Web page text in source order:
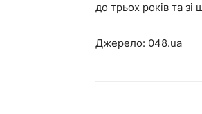
до трьох років та
Джерело: 048.ua